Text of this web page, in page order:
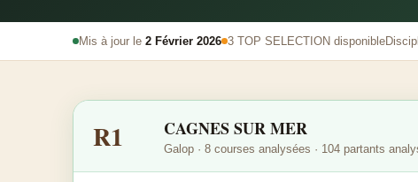
Mis à jour le 2 Février 2026 3 TOP SELECTION disponible
R1 CAGNES SUR MER
Galop · 8 courses analysées · 104 partants